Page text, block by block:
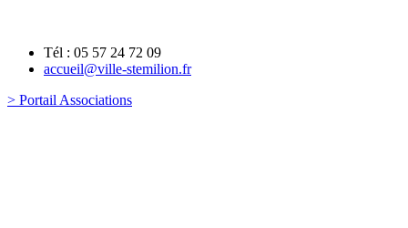
Tél : 05 57 24 72 09
accueil@ville-stemilion.fr
> Portail Associations